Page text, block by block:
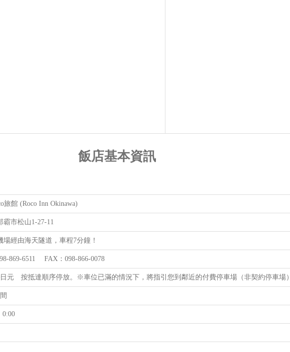
飯店基本資訊
旅館 (Roco Inn Okinawa)
霸市松山1-27-11
場經由海天隧道，車程7分鐘！
869-6511 FAX：098-866-0078
日元 按抵達順序停放。※車位已滿的情況下，將指引您到鄰近的付費停車場（非契約停車場）
0:00